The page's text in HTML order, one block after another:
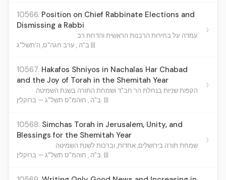
10566. Position on Chief Rabbinate Elections and
Dismissing a Rabbi
עמדה על בחירות הרבנות הראשית והדחת רב
ב"ה , ערב חגה"ס, ה'תשל"ג |||
›
10567. Hakafos Shniyos in Nachalas Har Chabad
and the Joy of Torah in the Shemitah Year
הקפות שניות בנחלת הר חב"ד ושמחת התורה בשנת השמיטה
ב"ה , חוהמ"ס תשל"ג — ברוקלין. |||
›
10568. Simchas Torah in Jerusalem, Unity, and
Blessings for the Shemitah Year
שמחת תורה בירושלים, אחדות, וברכות לשנת השמיטה
ב"ה , חוהמ"ס תשל"ג — ברוקלין. |||
›